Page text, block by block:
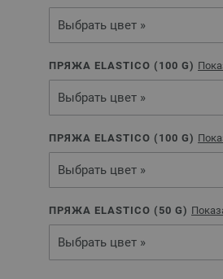
Выбрать цвет »
ПРЯЖА ELASTICO ( 100 G)
Выбрать цвет »
ПРЯЖА ELASTICO ( 100 G)
Выбрать цвет »
ПРЯЖА ELASTICO ( 50 G)
Выбрать цвет »